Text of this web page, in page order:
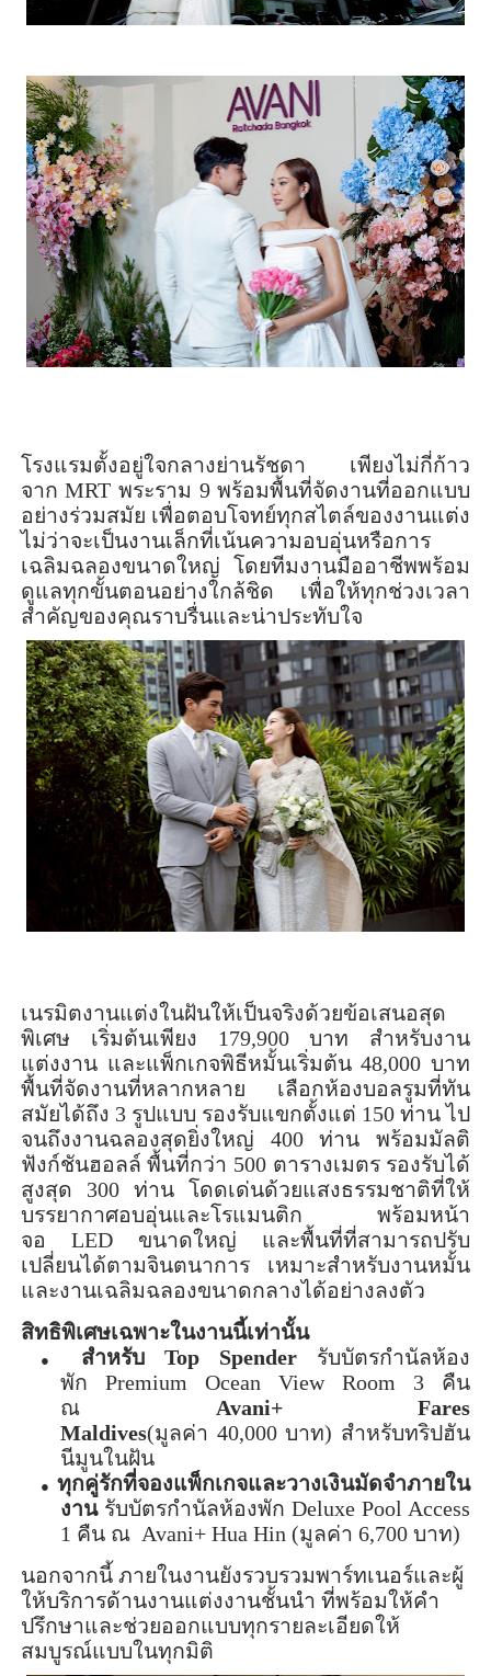
โรงแรมตั้งอยู่ใจกลางย่านรัชดา เพียงไม่กี่ก้าว
จากMRTพระราม 9พร้อมพื้นที่จัดงานที่ออกแบบ
อย่างร่วมสมัย เพื่อตอบโจทย์ทุกสไตล์ของงานแต่ง
ไม่ว่าจะเป็นงานเล็กที่เน้นความอบอุ่นหรือการ
เฉลิมฉลองขนาดใหญ่ โดยทีมงานมืออาชีพพร้อม
ดูแลทุกขั้นตอนอย่างใกล้ชิด เพื่อให้ทุกช่วงเวลา
สำคัญของคุณราบรื่นและน่าประทับใจ
เนรมิตงานแต่งในฝันให้เป็นจริงด้วยข้อเสนอสุด
พิเศษ
เริ่มต้นเพียง 179,900บาท สำหรับงาน
แต่งงาน และแพ็กเกจพิธีหมั้นเริ่มต้น48,000บาท
พื้นที่จัดงานที่หลากหลาย เลือกห้องบอลรูมที่ทัน
สมัยได้ถึง 3 รูปแบบ รองรับแขกตั้งแต่ 150ท่าน ไป
จนถึงงานฉลองสุดยิ่งใหญ่ 400ท่าน พร้อมมัลติ
ฟังก์ชันฮอลล์ พื้นที่กว่า 500 ตารางเมตร รองรับได้
สูงสุด 300ท่าน โดดเด่นด้วยแสงธรรมชาติที่ให้
บรรยากาศอบอุ่นและโรแมนติก พร้อมหน้า
จอ LED ขนาดใหญ่ และพื้นที่ที่สามารถปรับ
เปลี่ยนได้ตามจินตนาการ เหมาะสำหรับงานหมั้น
และงานเฉลิมฉลองขนาดกลางได้อย่างลงตัว
สิทธิพิเศษเฉพาะในงานนี้เท่านั้น
● สำหรับ Top Spender รับบัตรกำนัลห้อง
พัก Premium Ocean View Room 3 คืน
ณ Avani+Fares
Maldives(มูลค่า 40,000บาท) สำหรับทริปฮัน
นีมูนในฝัน
●ทุกคู่รักที่จองแพ็กเกจและวางเงินมัดจำภายใน
งานรับบัตรกำนัลห้องพัก Deluxe Pool Access
1 คืน ณ Avani+ Hua Hin (มูลค่า 6,700 บาท)
นอกจากนี้ ภายในงานยังรวบรวมพาร์ทเนอร์และผู้
ให้บริการด้านงานแต่งงานชั้นนำ ที่พร้อมให้คำ
ปรึกษาและช่วยออกแบบทุกรายละเอียดให้
สมบูรณ์แบบในทุกมิติ